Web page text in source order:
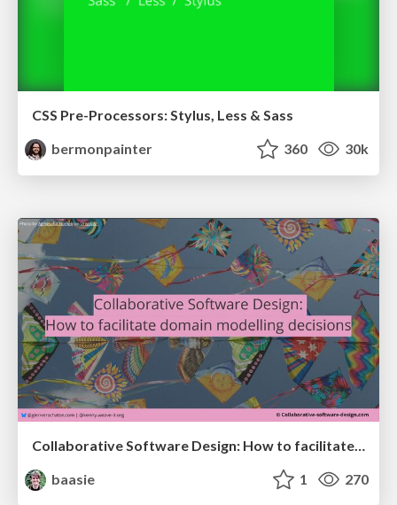
CSS Pre-Processors: Stylus, Less & Sass
bermonpainter
360 30k
baasie
1 270